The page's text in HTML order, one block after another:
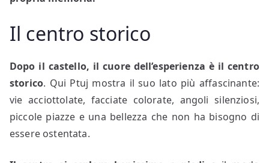
Il centro storico
Dopo il castello, il cuore dell’esperienza è il centro
storico. Qui Ptuj mostra il suo lato più affascinante:
vie acciottolate, facciate colorate, angoli silenziosi,
piccole piazze e una bellezza che non ha bisogno di
essere ostentata.